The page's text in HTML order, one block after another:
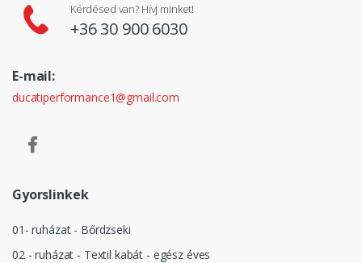
Kérdésed van? Hívj minket!
+36 30 900 6030
E-mail:
ducatiperformance1@gmail.com
Gyorslinkek
01- ruházat - Bőrdzseki
02 - ruházat - Textil kabát - egész éves